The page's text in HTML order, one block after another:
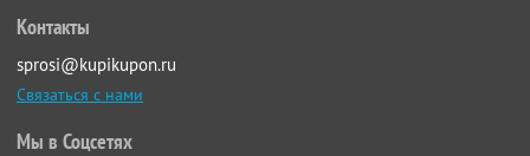
Контакты
sprosi@kupikupon.ru
Связаться с нами
Мы в Соцсетях